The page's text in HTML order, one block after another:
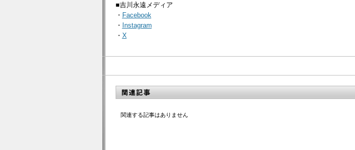
■吉川永遠メディア
・ Facebook
・ Instagram
・ X
関連する記事はありません